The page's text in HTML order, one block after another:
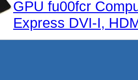
GPU fu00fcr
Express DVI-I,